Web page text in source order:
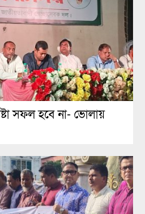
সফল হবে না- ভোলায়